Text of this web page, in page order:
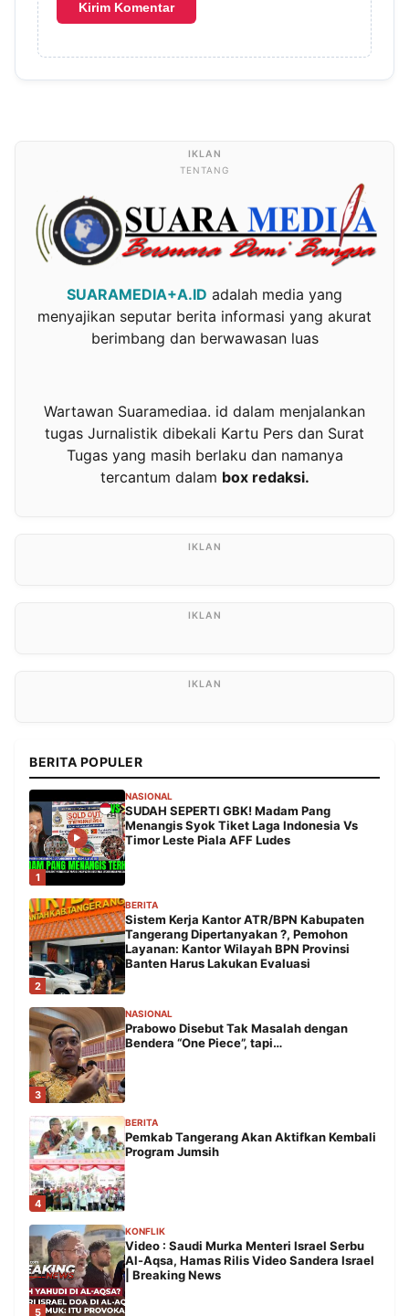
TENTANG
SUARAMEDIA+A.ID adalah media yang
menyajikan seputar berita informasi yang akurat
berimbang dan berwawasan luas
Wartawan Suaramediaa. id dalam menjalankan
tugas Jurnalistik dibekali Kartu Pers dan Surat
Tugas yang masih berlaku dan namanya
tercantum dalam box redaksi.
BERITA POPULER
1
NASIONAL
SUDAH SEPERTI GBK! Madam Pang
Menangis Syok Tiket Laga Indonesia Vs
Timor Leste Piala AFF Ludes
2
BERITA
Sistem Kerja Kantor ATR/BPN Kabupaten
Tangerang Dipertanyakan ?, Pemohon
Layanan: Kantor Wilayah BPN Provinsi
Banten Harus Lakukan Evaluasi
3
NASIONAL
Prabowo Disebut Tak Masalah dengan
Bendera “One Piece”, tapi…
4
BERITA
Pemkab Tangerang Akan Aktifkan Kembali
Program Jumsih
5
KONFLIK
Video : Saudi Murka Menteri Israel Serbu
Al-Aqsa, Hamas Rilis Video Sandera Israel
| Breaking News